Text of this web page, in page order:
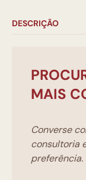
DESCRIÇÃO
MAIS
Converse
consultoria
preferência.